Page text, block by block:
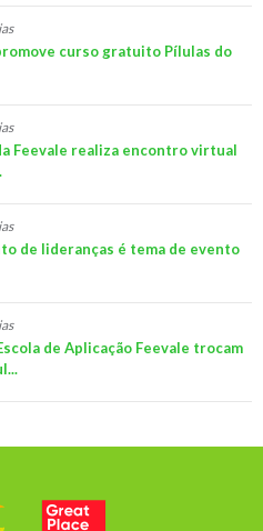
curso gratuito Pílulas do
Feevale realiza encontro virtual
de lideranças é tema de evento
de Aplicação Feevale trocam